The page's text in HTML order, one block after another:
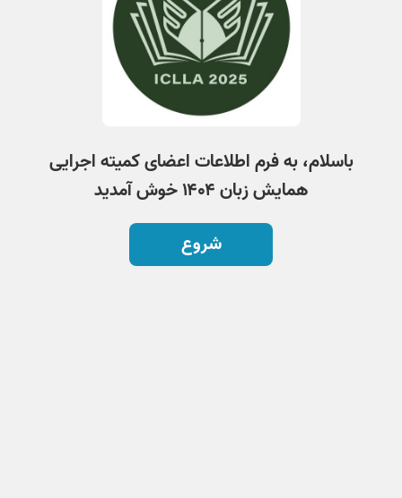
باسلام، به فرم اطلاعات اعضای کمیته اجرایی
همایش زبان ۱۴۰۴ خوش آمدید
شروع